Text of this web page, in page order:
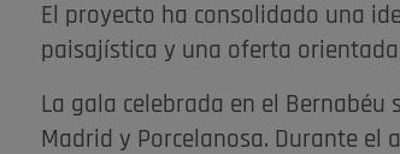
El proyecto ha consolidado una
paisajística y una oferta
La gala celebrada en el Bernabéu
Madrid y Porcelanosa. Durante el